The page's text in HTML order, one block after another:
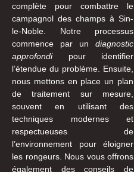
complète pour combattre le
campagnol des champs à Sin-
le-Noble. Notre processus
commence par un diagnostic
approfondipour identifier
l’étendue du problème. Ensuite,
nous mettons en place un plan
de traitement sur mesure,
souvent en utilisant des
techniques modernes et
respectueuses de
l’environnement pour éloigner
les rongeurs. Nous vous offrons
également des conseils de